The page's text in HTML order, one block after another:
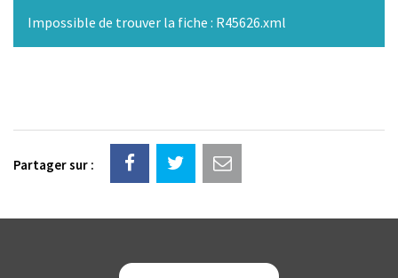
Impossible de trouver la fiche : R45626.xml
Partager sur :